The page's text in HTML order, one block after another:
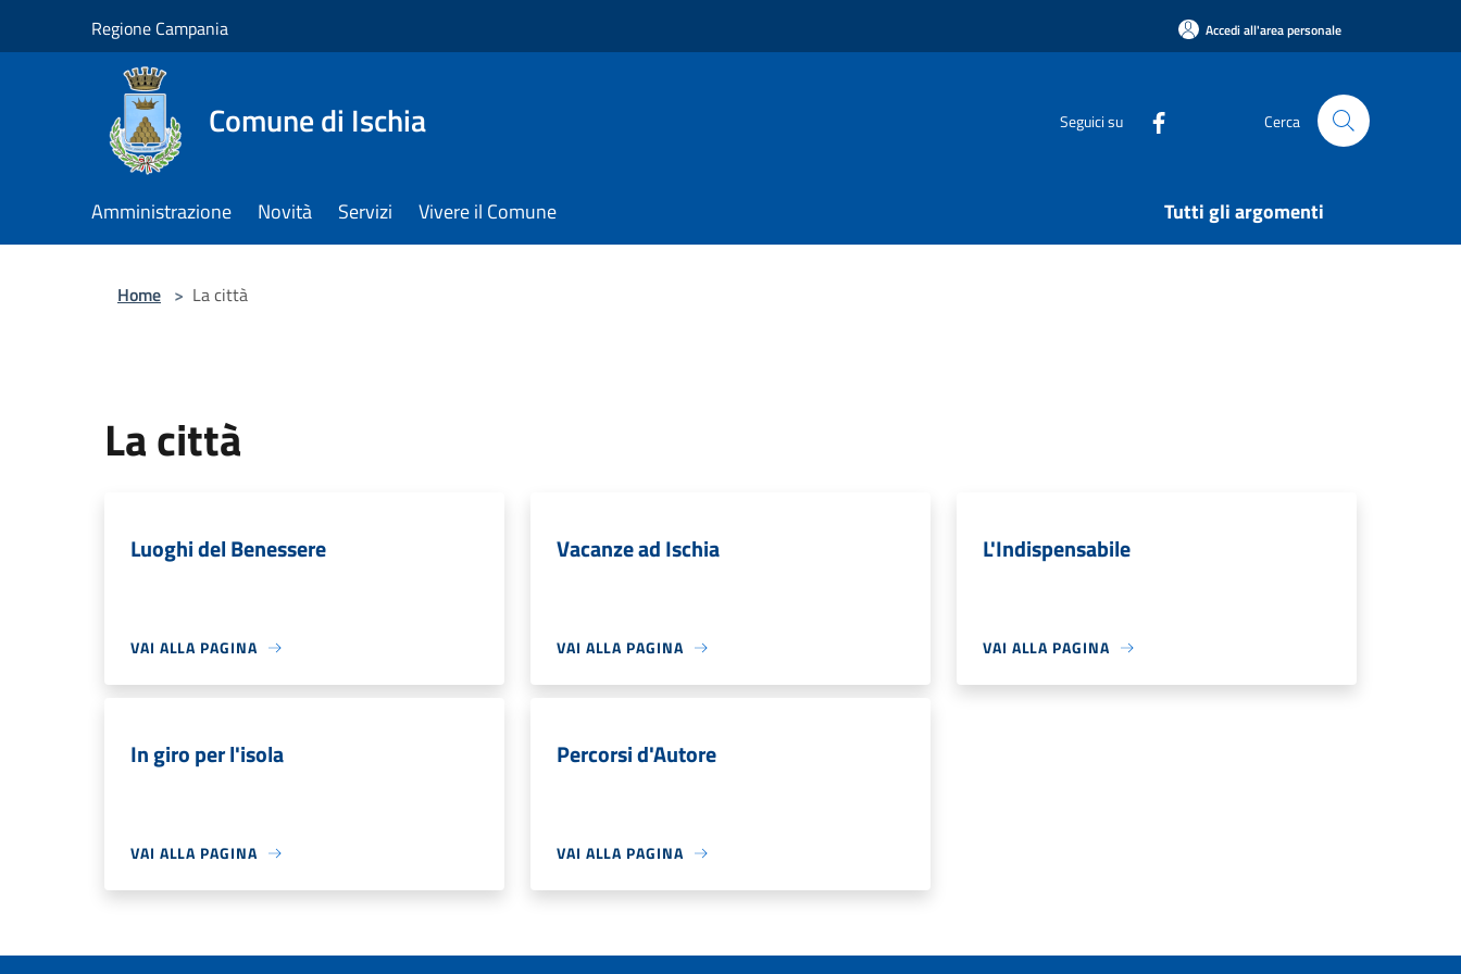
Regione Campania Accedi all'area personale
Comune di Ischia Seguici su Cerca
Amministrazione Novità Servizi Vivere il Comune Tutti gli argomenti
Home > La città
La città
Luoghi del Benessere
VAI ALLA PAGINA
Vacanze ad Ischia
VAI ALLA PAGINA
L'Indispensabile
VAI ALLA PAGINA
In giro per l'isola
VAI ALLA PAGINA
Percorsi d'Autore
VAI ALLA PAGINA